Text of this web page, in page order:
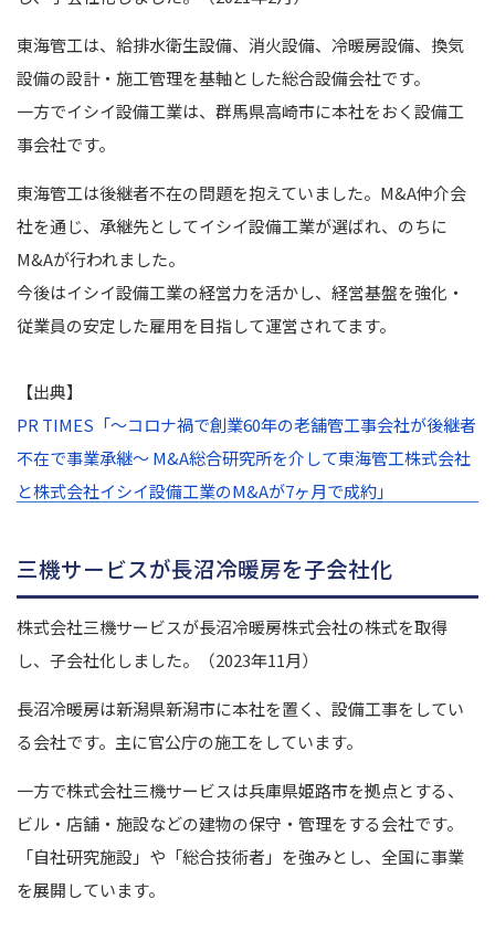
東海管工は、給排水衛生設備、消火設備、冷暖房設備、換気
設備の設計・施工管理を基軸とした総合設備会社です。
一方でイシイ設備工業は、群馬県高崎市に本社をおく設備工
事会社です。
東海管工は後継者不在の問題を抱えていました。M&A仲介会
社を通じ、承継先としてイシイ設備工業が選ばれ、のちに
M&Aが行われました。
今後はイシイ設備工業の経営力を活かし、経営基盤を強化・
従業員の安定した雇用を目指して運営されてます。
【出典】
PR TIMES「〜コロナ禍で創業60年の老舗管工事会社が後継者
不在で事業承継〜 M&A総合研究所を介して東海管工株式会社
と株式会社イシイ設備工業のM&Aが7ヶ月で成約」
三機サービスが長沼冷暖房を子会社化
株式会社三機サービスが長沼冷暖房株式会社の株式を取得
し、子会社化しました。（2023年11月）
長沼冷暖房は新潟県新潟市に本社を置く、設備工事をしてい
る会社です。主に官公庁の施工をしています。
一方で株式会社三機サービスは兵庫県姫路市を拠点とする、
ビル・店舗・施設などの建物の保守・管理をする会社です。
「自社研究施設」や「総合技術者」を強みとし、全国に事業
を展開しています。